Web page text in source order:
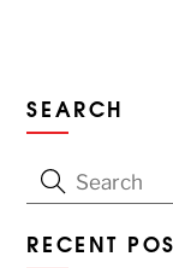
SEARCH
RECENT